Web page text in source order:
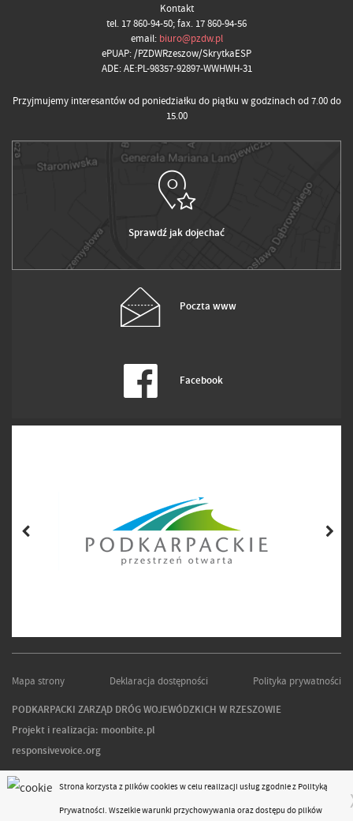
Kontakt
tel. 17 860-94-50; fax. 17 860-94-56
email: biuro@pzdw.pl
ePUAP: /PZDWRzeszow/SkrytkaESP
ADE: AE:PL-98357-92897-WWHWH-31
Przyjmujemy interesantów od poniedziałku do piątku w godzinach od 7.00 do
15.00
Sprawdź jak dojechać
Poczta www
Facebook
Mapa strony Deklaracja dostępności Polityka prywatności
PODKARPACKI ZARZĄD DRÓG WOJEWÓDZKICH W RZESZOWIE
Projekt i realizacja: moonbite.pl
responsivevoice.org
Strona korzysta z plikówcookiesw celu realizacji usług zgodnie z Polityką
Prywatności. Wszelkie warunki przychowywania oraz dostępu do plików